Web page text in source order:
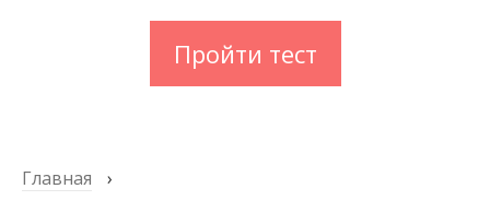
Пройти тест
Главная ›